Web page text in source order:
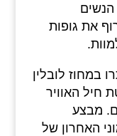
את גופות
במחוז לובלין
חיל האוויר
כ-20,000 יהודים. מבצע
האחרון של